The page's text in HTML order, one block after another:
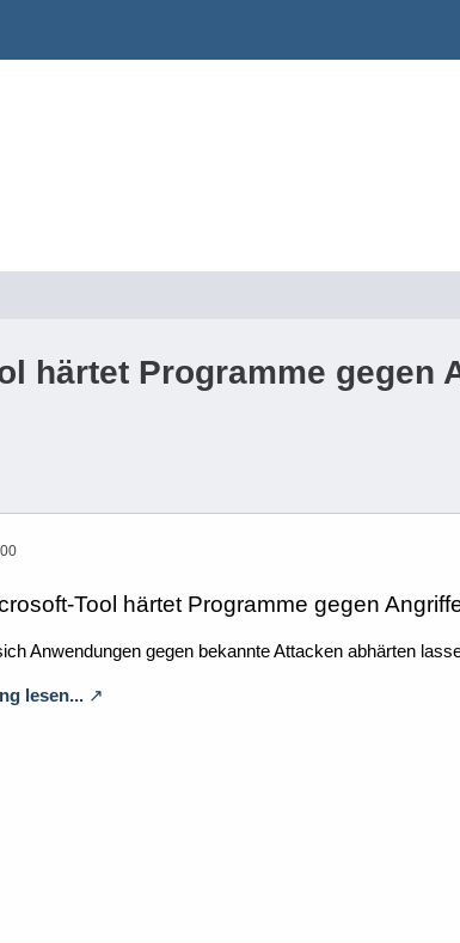
härtet Programme gegen
Tool härtet Programme gegen
Anwendungen gegen bekannte Attacken abhärten
lesen...